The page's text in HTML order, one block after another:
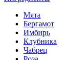
Мята
Бергамот
Имбирь
Клубника
Чабрец